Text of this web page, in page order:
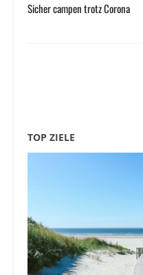
Sicher campen trotz Corona
TOP ZIELE